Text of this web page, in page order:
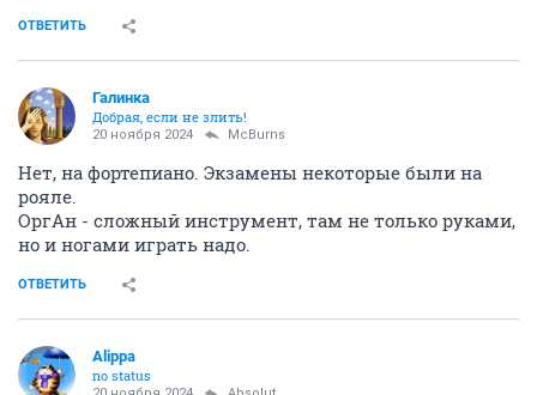
ОТВЕТИТЬ
Галинка
Добрая, если не злить!
20 ноября 2024 McBurns
Нет, на фортепиано. Экзамены некоторые были на
рояле.
ОргАн - сложный инструмент, там не только руками,
но и ногами играть надо.
ОТВЕТИТЬ
Alippa
no status